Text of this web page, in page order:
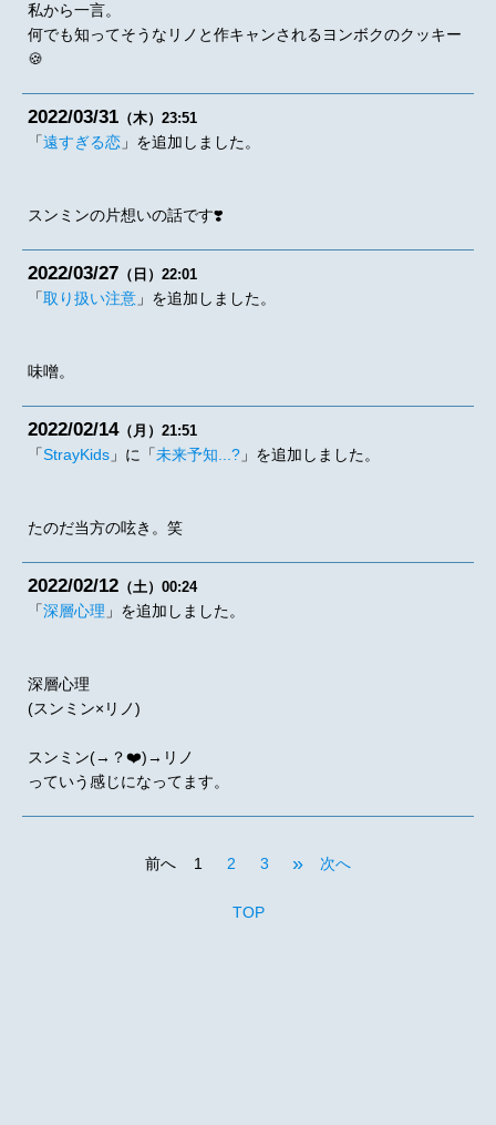
私から一言。
何でも知ってそうなリノと作キャンされるヨンボクのクッキー
🍪
2022 03 31 （木） 23:51
「遠すぎる恋 」を追加しました。
スンミンの片想いの話です❣️
2022 03 27 （日） 22:01
「取り扱い注意 」を追加しました。
味噌。
2022 02 14（月） 21:51
「StrayKids 」に「未来予知...? 」を追加しました。
たのだ当方の呟き。笑
2022 02 12 （土） 00:24
「深層心理 」を追加しました。
深層心理
(スンミン×リノ)
スンミン(→？❤️)→リノ
っていう感じになってます。
前へ 1 2 3 » 次へ
TOP